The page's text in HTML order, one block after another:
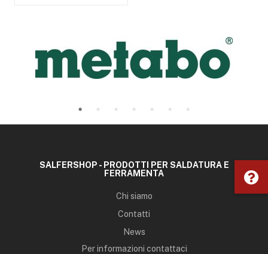
SALFERSHOP - PRODOTTI PER SALDATURA E
FERRAMENTA
Chi siamo
Contatti
News
Per informazioni contattaci